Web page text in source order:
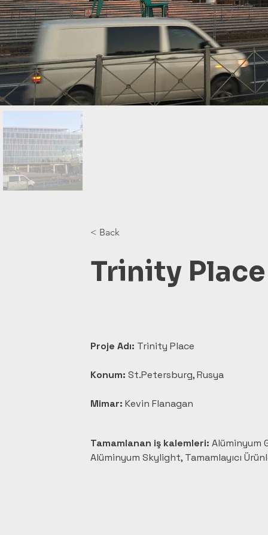
< Back
Trinity Place
Proje Adı: Trinity Place
Konum: St.Petersburg, Rusya
Mimar: Kevin Flanagan
Tamamlanan iş kalemleri: Alüminyum
Alüminyum Skylight, Tamamlayıcı